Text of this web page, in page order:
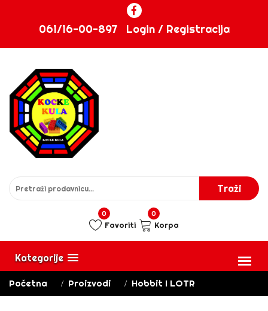
061/16-00-897 Login / Registracija
0
Favoriti
0
Korpa
Kategorije
Početna Proizvodi Hobbit I LOTR